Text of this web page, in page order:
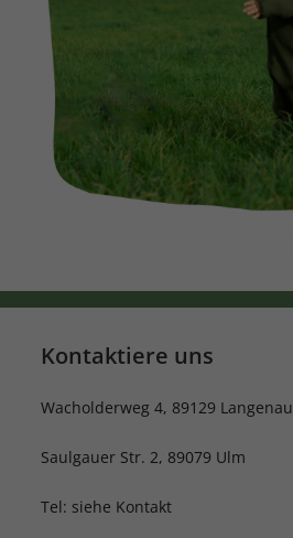
Kontaktiere uns
Wacholderweg 4, 89129 Langenau
Saulgauer Str. 2, 89079 Ulm
Tel: siehe Kontakt